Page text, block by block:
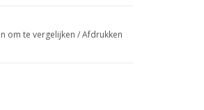
om te vergelijken /Afdrukken